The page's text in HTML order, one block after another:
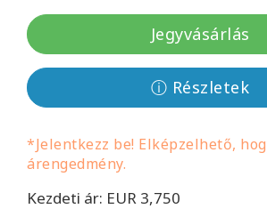
Tanfolyamok
Facilitators
More
Jegyvásárlás
ⓘ Részletek
*Jelentkezz be! Elképzelhető,
árengedmény.
Kezdeti ár: EUR 3,750